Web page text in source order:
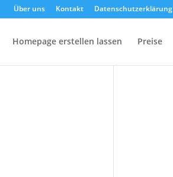
Über uns Kontakt Datenschutzerklärung
Homepage erstellen lassen Preise